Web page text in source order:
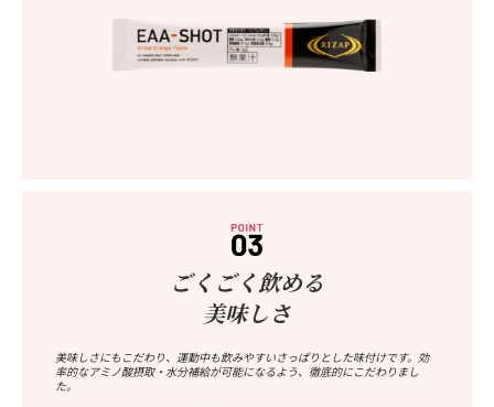
ごくごく飲める
美味しさ
美味しさにもこだわり、運動中も飲みやすいさっぱりとした味付けです。効
率的なアミノ酸摂取・水分補給が可能になるよう、徹底的にこだわりまし
た。